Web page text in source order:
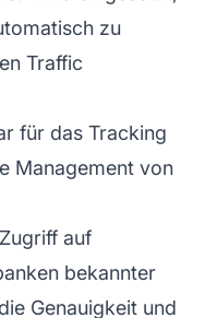
zu
Traffic
für das Tracking
Management von
auf
bekannter
Genauigkeit und